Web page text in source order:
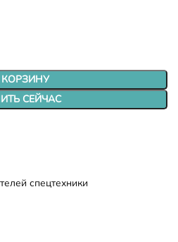
КОРЗИНУ
СЕЙЧАС
спецтехники